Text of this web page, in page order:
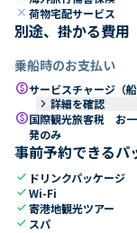
close 荷物宅配サービス
別途、掛かる費用
乗船時のお支払い
paidサービスチャージ（
keyboard_arrow_right 詳細を確認
paid国際観光旅客税 お
発のみ
事前予約できるパ
check ドリンクパッケージ
checkWi-Fi
check寄港地観光ツアー
check スパ